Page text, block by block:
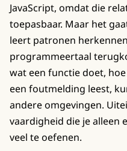
JavaScript, omdat die
toepasbaar. Maar het
leert patronen
programmeertaal
wat een functie doet,
een foutmelding leest,
andere omgevingen.
vaardigheid die je alleen
veel te oefenen.